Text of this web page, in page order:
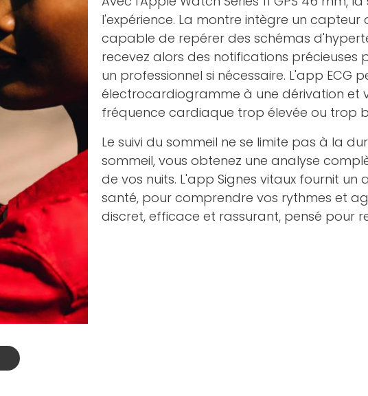
l'expérience. La montre intègre un
capable de repérer des schémas
recevez alors des notifications précieuses
un professionnel si nécessaire. L'app ECG
électrocardiogramme à une dérivation et
fréquence cardiaque trop élevée ou trop
Le suivi du sommeil ne se limite pas à la
sommeil, vous obtenez une analyse
de vos nuits. L'app Signes vitaux fournit
santé, pour comprendre vos rythmes et
discret, efficace et rassurant, pensé pour